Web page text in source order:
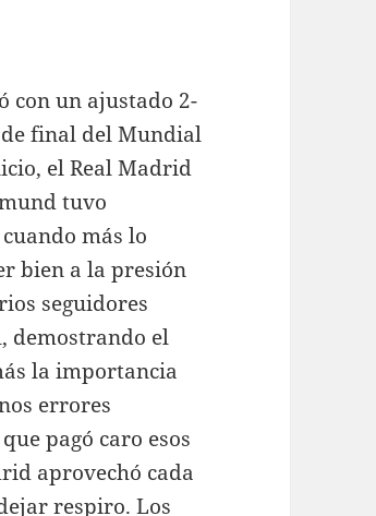
con un ajustado 2-
final del Mundial
el Real Madrid
tuvo
más lo
bien a la presión
seguidores
demostrando el
la importancia
errores
pagó caro esos
aprovechó cada
respiro. Los